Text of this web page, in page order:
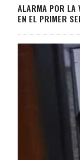
ALARMA POR LA
EN EL PRIMER